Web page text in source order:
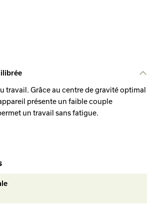
travail. Grâce au centre de gravité optimal
présente un faible couple
un travail sans fatigue.